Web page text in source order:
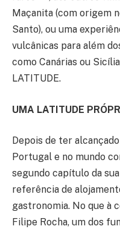
Maçanita (com origem
Santo), ou uma
vulcânicas para além
como Canárias ou
LATITUDE.
UMA LATITUDE
Depois de ter
Portugal e no mundo
segundo capítulo da
referência de
gastronomia. No que à
Filipe Rocha, um dos